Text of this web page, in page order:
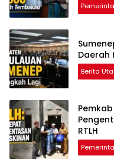
Daerah
Berita
RTLH